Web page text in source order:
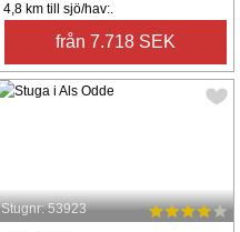
4,8 km till sjö/hav:.
från 7.718 SEK
Stugnr: 53923